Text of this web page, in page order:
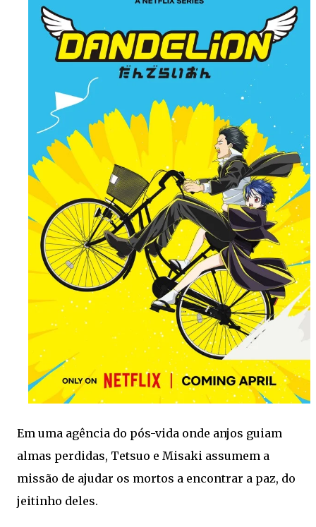
Em uma agência do pós-vida onde anjos guiam
almas perdidas, Tetsuo e Misaki assumem a
missão de ajudar os mortos a encontrar a paz, do
jeitinho deles.